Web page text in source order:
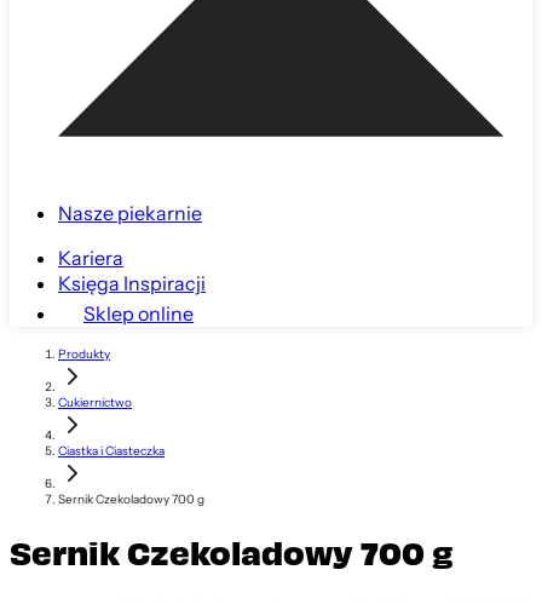
Nasze piekarnie
Kariera
Księga Inspiracji
Sklep online
Produkty
Cukiernictwo
Ciastka i Ciasteczka
Sernik Czekoladowy 700 g
Sernik Czekoladowy 700 g